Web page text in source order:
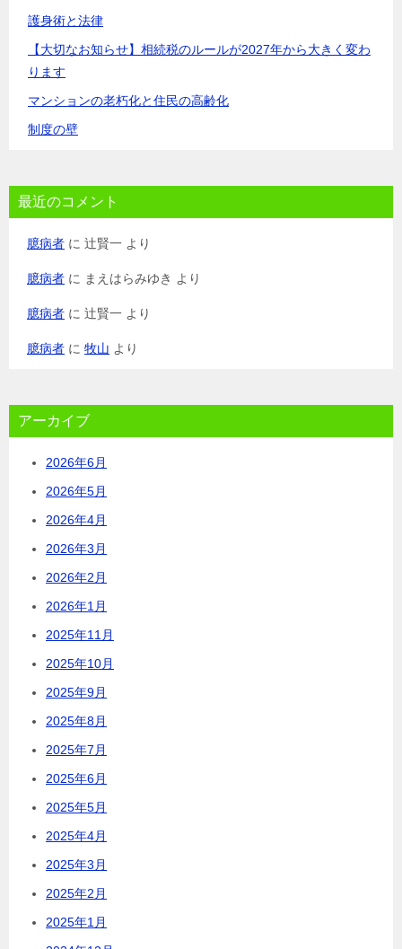
護身術と法律
【大切なお知らせ】相続税のルールが2027年から大きく変わ
ります
マンションの老朽化と住民の高齢化
制度の壁
最近のコメント
臆病者 に 辻賢一 より
臆病者 に まえはらみゆき より
臆病者 に 辻賢一 より
臆病者 に 牧山 より
アーカイブ
2026年6月
2026年5月
2026年4月
2026年3月
2026年2月
2026年1月
2025年11月
2025年10月
2025年9月
2025年8月
2025年7月
2025年6月
2025年5月
2025年4月
2025年3月
2025年2月
2025年1月